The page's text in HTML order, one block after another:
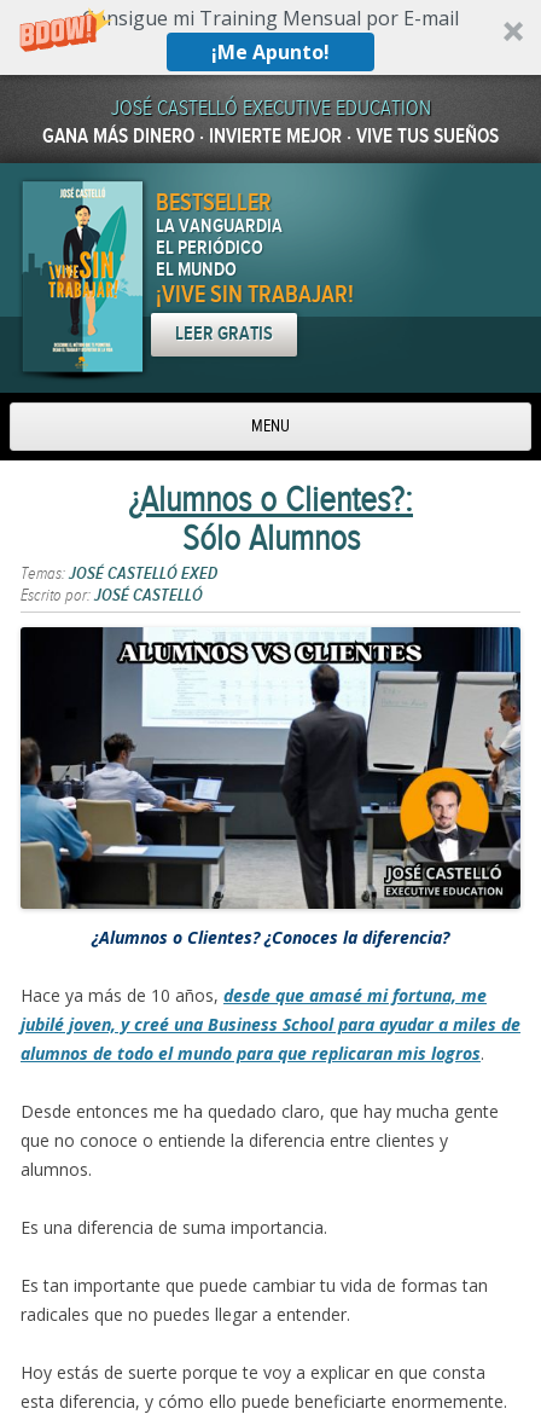
Consigue mi Training Mensual por E-mail
¡Me Apunto!
JOSÉ CASTELLÓ EXECUTIVE EDUCATION
GANA MÁS DINERO · INVIERTE MEJOR · VIVE TUS SUEÑOS
BESTSELLER
LA VANGUARDIA
EL PERIÓDICO
EL MUNDO
¡VIVE SIN TRABAJAR!
LEER GRATIS
MENU
Skip to content
¿Alumnos o Clientes?:
Sólo Alumnos
Temas:JOSÉ CASTELLÓ EXED
Escrito por:JOSÉ CASTELLÓ
¿Alumnos o Clientes? ¿Conoces la diferencia?
Hace ya más de 10 años, desde que amasé mi fortuna, me
jubilé joven, y creé una Business School para ayudar a miles de
alumnos de todo el mundo para que replicaran mis logros.
Desde entonces me ha quedado claro, que hay mucha gente
que no conoce o entiende la diferencia entre clientes y
alumnos.
Es una diferencia de suma importancia.
Es tan importante que puede cambiar tu vida de formas tan
radicales que no puedes llegar a entender.
Hoy estás de suerte porque te voy a explicar en que consta
esta diferencia, y cómo ello puede beneficiarte enormemente.